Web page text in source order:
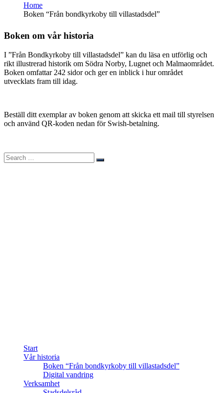
Home
Boken “Från bondkyrkoby till villastadsdel”
Boken om vår historia
I ”Från Bondkyrkoby till villastadsdel” kan du läsa en utförlig och
rikt illustrerad historik om Södra Norby, Lugnet och Malmaområdet.
Boken omfattar 242 sidor och ger en inblick i hur området
utvecklats fram till idag.
Beställ ditt exemplar av boken genom att skicka ett mail till styrelsen
och använd QR-koden nedan för Swish-betalning.
Search
for:
Search
Start
Vår historia
Boken “Från bondkyrkoby till villastadsdel”
Digital vandring
Verksamhet